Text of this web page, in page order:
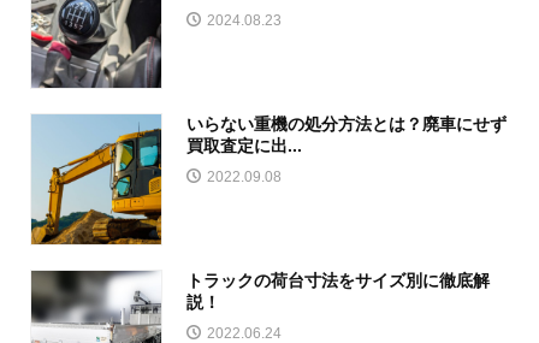
2024.08.23
いらない重機の処分方法とは？廃車にせず
買取査定に出...
2022.09.08
トラックの荷台寸法をサイズ別に徹底解
説！
2022.06.24